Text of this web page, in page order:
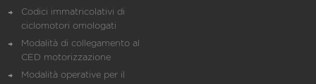
Codici immatricolativi di
ciclomotori omologati
Modalità di collegamento al
CED motorizzazione
Modalità operative per il